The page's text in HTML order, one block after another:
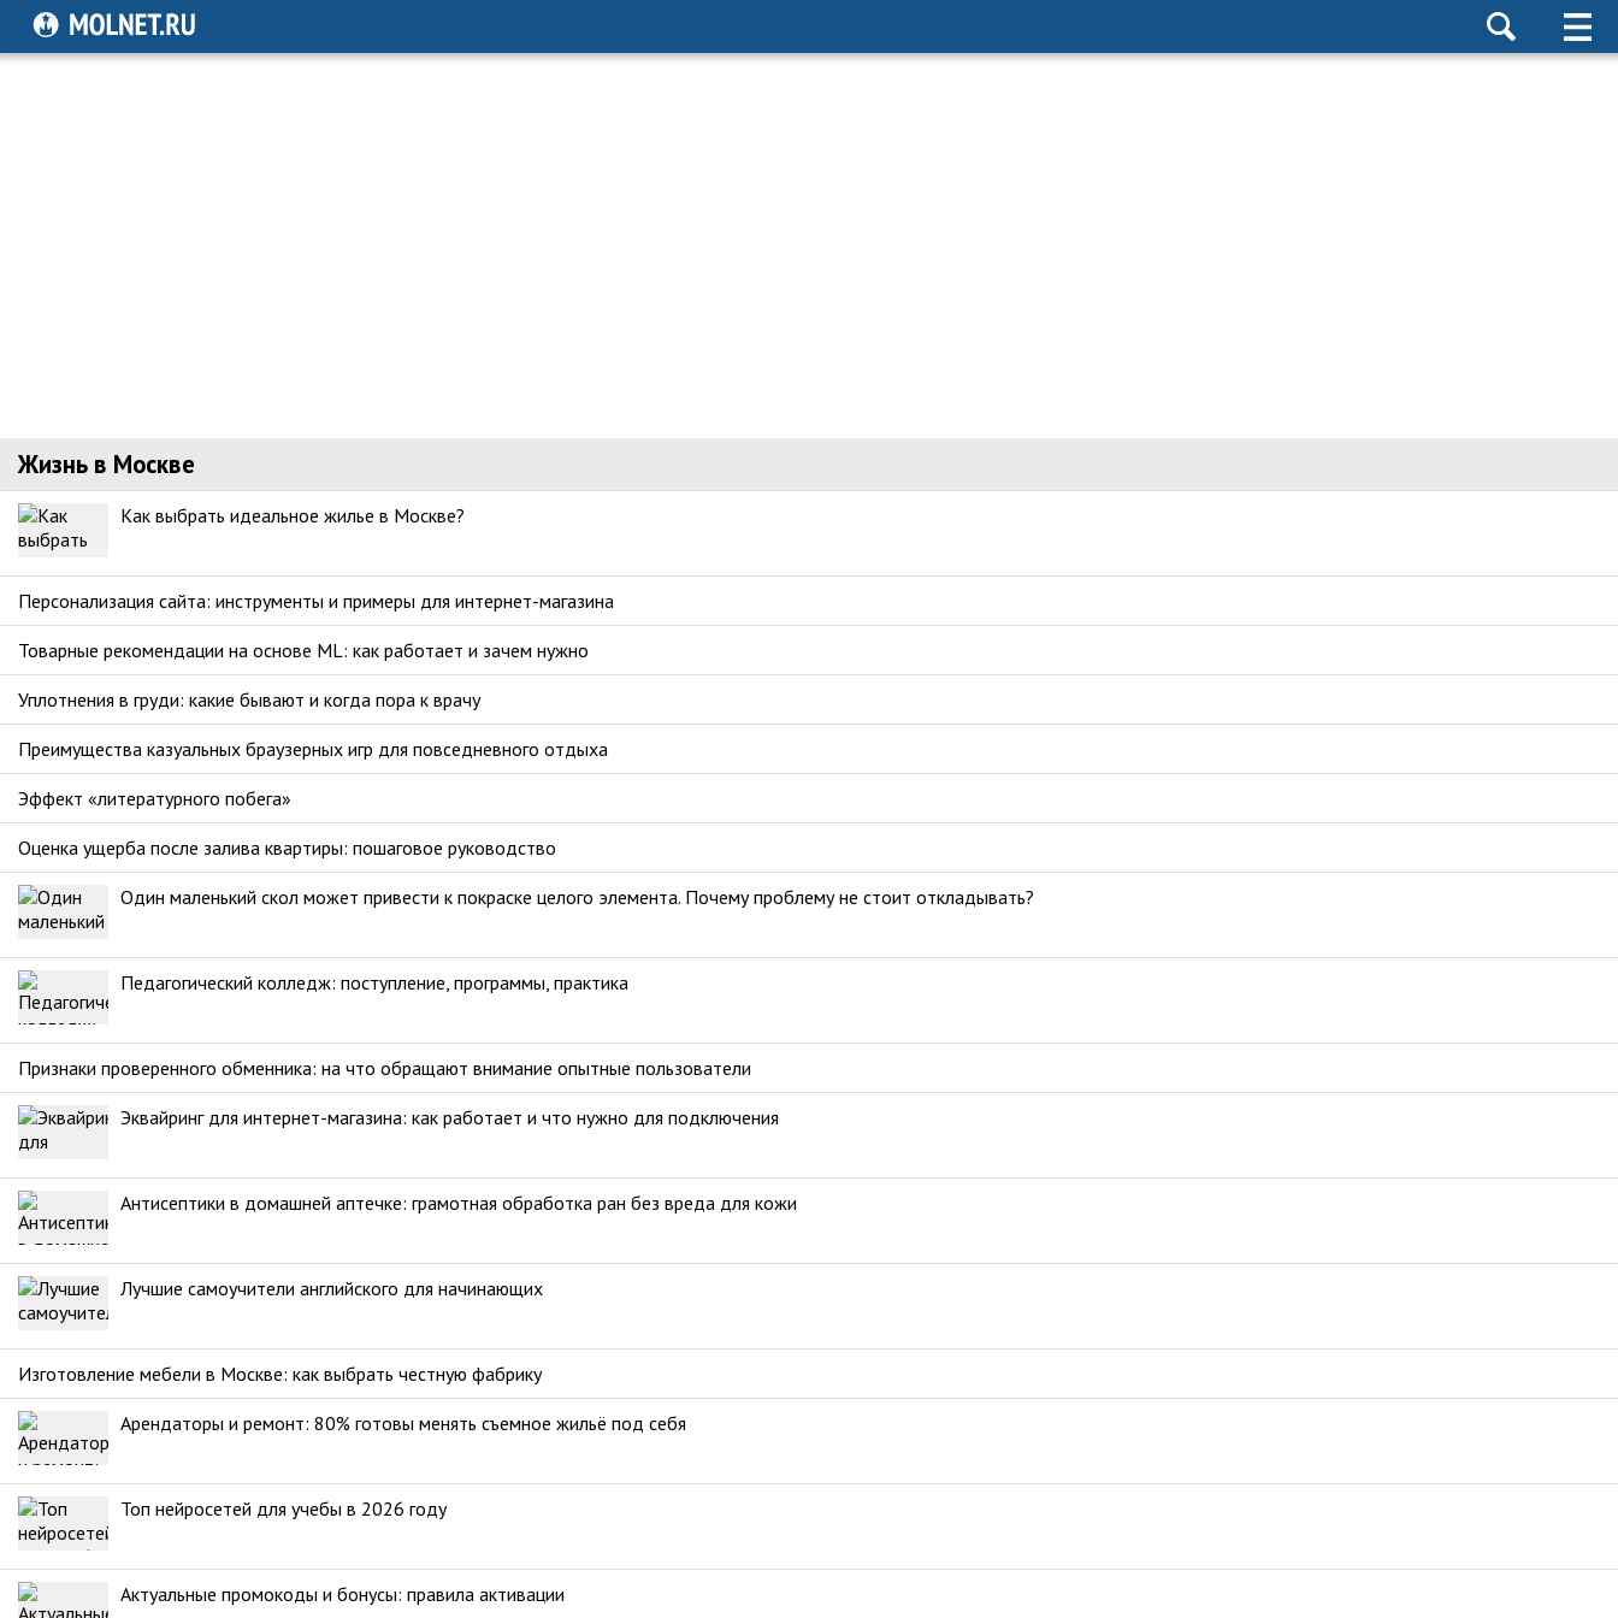
Жизнь в Москве
Как выбрать идеальное жилье в Москве?
Персонализация сайта: инструменты и примеры для интернет-магазина
Товарные рекомендации на основе ML: как работает и зачем нужно
Уплотнения в груди: какие бывают и когда пора к врачу
Преимущества казуальных браузерных игр для повседневного отдыха
Эффект «литературного побега»
Оценка ущерба после залива квартиры: пошаговое руководство
Один маленький скол может привести к покраске целого элемента. Почему проблему не стоит откладывать?
Педагогический колледж: поступление, программы, практика
Признаки проверенного обменника: на что обращают внимание опытные пользователи
Эквайринг для интернет-магазина: как работает и что нужно для подключения
Антисептики в домашней аптечке: грамотная обработка ран без вреда для кожи
Лучшие самоучители английского для начинающих
Изготовление мебели в Москве: как выбрать честную фабрику
Арендаторы и ремонт: 80% готовы менять съемное жильё под себя
Топ нейросетей для учебы в 2026 году
Актуальные промокоды и бонусы: правила активации